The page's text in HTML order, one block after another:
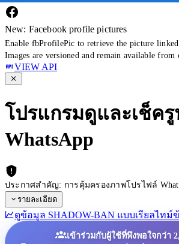
New: Facebook profile pictures
Enable fbProfilePic to retrieve the picture linked
Images are versioned and remain available from
VIEW API
โปรแกรมดูและเช็ค
WhatsApp
ประกาศสำคัญ: การคุ้มครองภาพโปรไฟล์
รายละเอียด
ดูข้อมูล SHADOW-BAN แบบเรียลไทม์
เข้าร่วมกับผู้ใช้ที่พึงพอใจกว่า